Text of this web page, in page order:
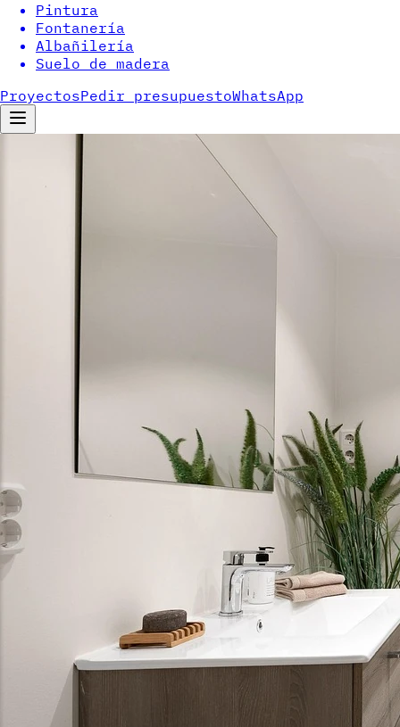
Pintura
Fontanería
Albañilería
Suelo de madera
ProyectosPedir presupuestoWhatsApp